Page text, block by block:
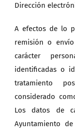
Dirección
A efectos de lo
remisión o
carácter
identificadas o
tratamiento
considerado
Los datos de
Ayuntamiento